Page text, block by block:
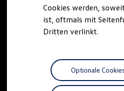
California Club
California Magazin &
Vanlife
California App
California Lifestyle &
Übernachten im
Cookies werden,
ist, oftmals mit
Dritten verlinkt.
Optionale